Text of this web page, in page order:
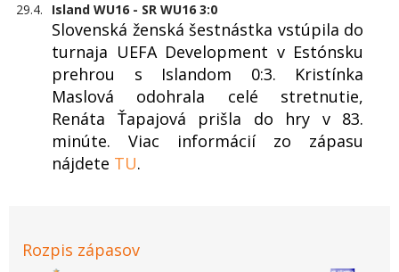
29.4. Island WU16 - SR WU16 3:0
Slovenská ženská šestnástka vstúpila do
turnaja UEFA Development v Estónsku
prehrou s Islandom 0:3. Kristínka
Maslová odohrala celé stretnutie,
Renáta Ťapajová prišla do hry v 83.
minúte. Viac informácií zo zápasu
nájdete TU.
Rozpis zápasov